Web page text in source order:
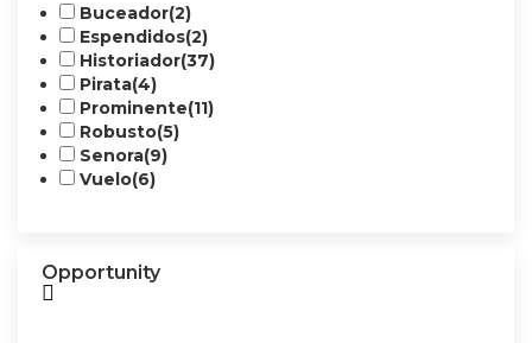
Buceador(2)
Espendidos(2)
Historiador(37)
Pirata(4)
Prominente(11)
Robusto(5)
Senora(9)
Vuelo(6)
Opportunity